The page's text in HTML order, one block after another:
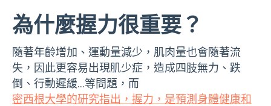
為什麼握力很重要？
隨著年齡增加、運動量減少，肌肉量也會隨著流
失，因此更容易出現肌少症，造成四肢無力、跌
倒、行動遲緩…等問題，而
密西根大學的研究指出，握力，是預測身體健康和